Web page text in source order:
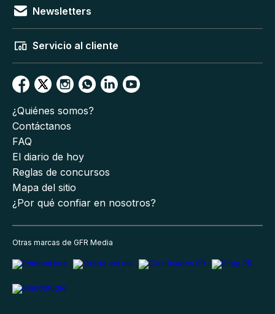
Newsletters
Servicio al cliente
¿Quiénes somos?
Contáctanos
FAQ
El diario de hoy
Reglas de concursos
Mapa del sitio
¿Por qué confiar en nosotros?
Otras marcas de GFR Media